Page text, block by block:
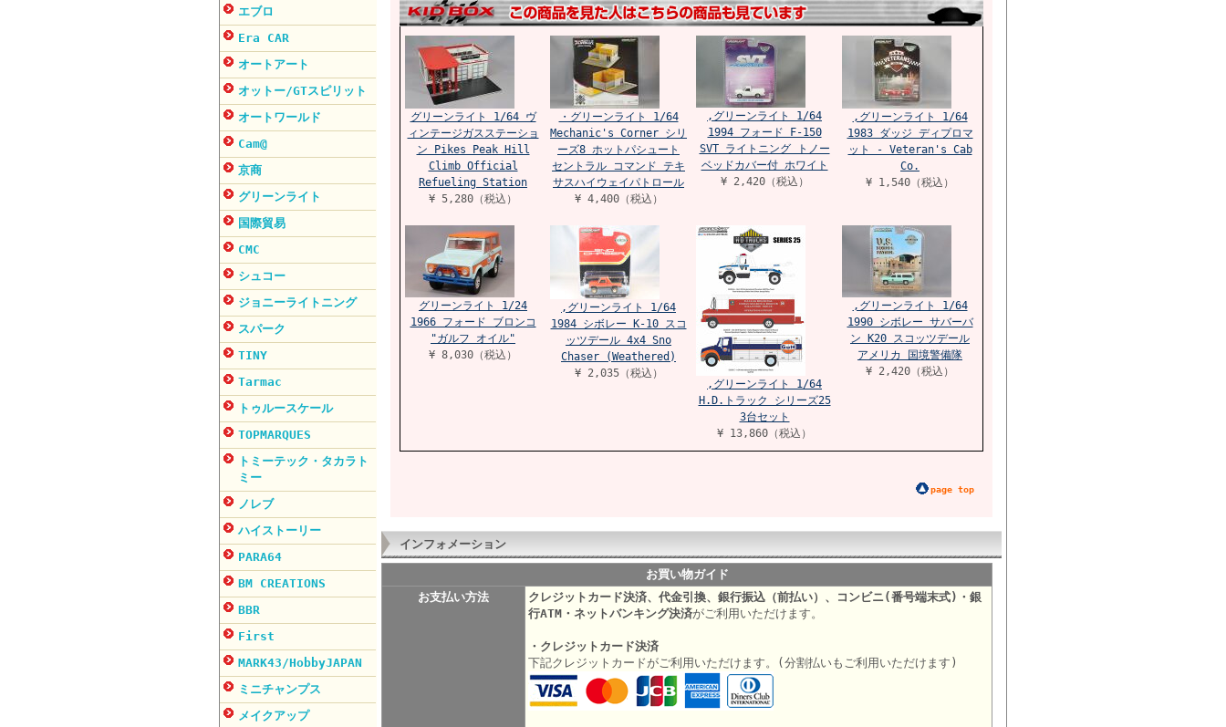
エブロ
Era CAR
オートアート
オットー/GTスピリット
オートワールド
Cam@
京商
グリーンライト
国際貿易
CMC
シュコー
ジョニーライトニング
スパーク
TINY
Tarmac
トゥルースケール
TOPMARQUES
トミーテック・タカラト
ミー
ノレブ
ハイストーリー
PARA64
BM CREATIONS
BBR
First
MARK43/HobbyJAPAN
ミニチャンプス
メイクアップ
グリーンライト 1/64 ヴ
ィンテージガスステーショ
ン Pikes Peak Hill
Climb Official
Refueling Station
¥ 5,280（税込）
・グリーンライト 1/64
Mechanic's Corner シリ
ーズ8 ホットパシュート
セントラル コマンド テキ
サスハイウェイパトロール
¥ 4,400（税込）
,グリーンライト 1/64
1994 フォード F-150
SVT ライトニング トノー
ベッドカバー付 ホワイト
¥ 2,420（税込）
,グリーンライト 1/64
1983 ダッジ ディプロマ
ット - Veteran's Cab
Co.
¥ 1,540（税込）
グリーンライト 1/24
1966 フォード ブロンコ
"ガルフ オイル"
¥ 8,030（税込）
,グリーンライト 1/64
1984 シボレー K-10 スコ
ッツデール 4x4 Sno
Chaser (Weathered)
¥ 2,035（税込）
,グリーンライト 1/64
H.D.トラック シリーズ25
3台セット
¥ 13,860（税込）
,グリーンライト 1/64
1990 シボレー サバーバ
ン K20 スコッツデール
アメリカ 国境警備隊
¥ 2,420（税込）
page top
インフォメーション
お買い物ガイド
お支払い方法
クレジットカード決済、代金引換、銀行振込（前払い）、コンビニ(番号端末式)・銀
行ATM・ネットバンキング決済がご利用いただけます。
・クレジットカード決済
下記クレジットカードがご利用いただけます。(分割払いもご利用いただけます)